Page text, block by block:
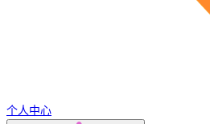
个人中心